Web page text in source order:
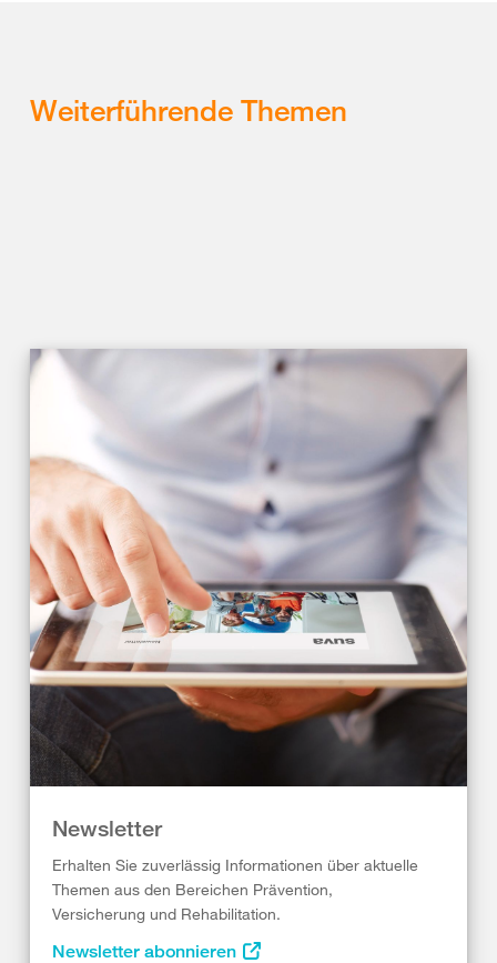
Weiterführende Themen
Newsletter
Erhalten Sie zuverlässig Informationen über aktuelle
Themen aus den Bereichen Prävention,
Versicherung und Rehabilitation.
Newsletter abonnieren